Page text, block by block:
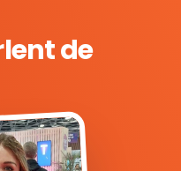
de